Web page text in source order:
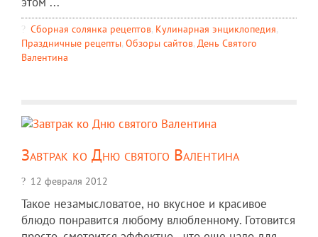
Сборная солянка рецептов, Кулинарная энциклопедия,
Праздничные рецепты, Обзоры сайтов, День Святого
Валентина
Завтрак ко Дню святого Валентина
12 февраля 2012
Такое незамысловатое, но вкусное и красивое
блюдо понравится любому влюбленному. Готовится